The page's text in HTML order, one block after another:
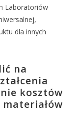
Laboratoriów
dla innych
na
kosztów